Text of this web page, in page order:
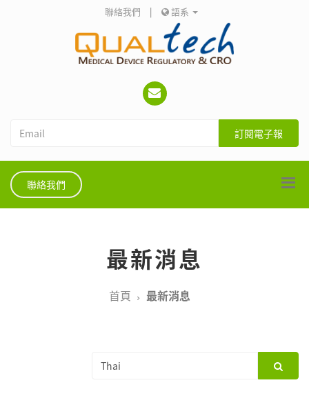
聯絡我們 | 語系
訂閱電子報
聯絡我們
最新消息
首頁 最新消息